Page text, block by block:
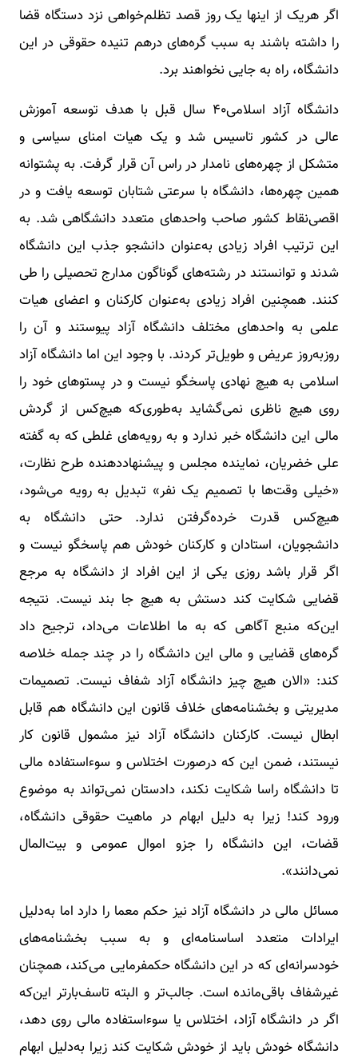
اگر هر‌یک از اینها یک روز قصد تظلم‌خواهی نزد دستگاه قضا
را داشته باشند به سبب گره‌های در‌هم تنیده حقوقی در این
دانشگاه، راه به‌ جایی نخواهند برد.
دانشگاه آزاد اسلامی۴۰ سال قبل با هدف توسعه آموزش
عالی در کشور تاسیس شد و یک هیات امنای سیاسی و
متشکل از چهره‌های نامدار در راس آن قرار گرفت. به پشتوانه
همین چهره‌ها، دانشگاه با سرعتی شتابان توسعه یافت و در
اقصی‌نقاط کشور صاحب واحدهای متعدد دانشگاهی شد. به
این ترتیب افراد زیادی به‌عنوان دانشجو جذب این دانشگاه
شدند و توانستند در رشته‌های گوناگون مدارج تحصیلی را طی
کنند. همچنین افراد زیادی به‌عنوان کارکنان و اعضای هیات
علمی به واحدهای مختلف دانشگاه آزاد پیوستند و آن را
روزبه‌روز عریض و طویل‌تر کردند. با وجود این اما دانشگاه آزاد
اسلامی به هیچ نهادی پاسخگو نیست و در پستوهای خود را
روی هیچ ناظری نمی‌گشاید به‌طوری‌که هیچ‌کس از گردش
مالی این دانشگاه خبر ندارد و به رویه‌های غلطی که به گفته
علی خضریان، نماینده مجلس و پیشنهاددهنده طرح نظارت،
«خیلی وقت‌ها با تصمیم یک نفر» تبدیل به رویه می‌شود،
هیچ‌کس قدرت خرده‌گرفتن ندارد. حتی دانشگاه به
دانشجویان، استادان و کارکنان خودش هم پاسخگو نیست و
اگر قرار باشد روزی یکی از این افراد از دانشگاه به مرجع
قضایی شکایت کند دستش به هیچ جا بند نیست. نتیجه
این‌که منبع آگاهی که به ما اطلاعات می‌داد، ترجیح داد
گره‌های قضایی و مالی این دانشگاه را در چند جمله خلاصه
کند: «الان هیچ چیز دانشگاه آزاد شفاف نیست. تصمیمات
مدیریتی و بخشنامه‌های خلاف قانون این دانشگاه هم قابل
ابطال نیست. کارکنان دانشگاه آزاد نیز مشمول قانون کار
نیستند، ضمن این که درصورت اختلاس و سوءاستفاده مالی
تا دانشگاه راسا شکایت نکند، دادستان نمی‌تواند به موضوع
ورود کند! زیرا به دلیل ابهام در ماهیت حقوقی دانشگاه،
قضات، این دانشگاه را جزو اموال عمومی و بیت‌المال
نمی‌دانند».
مسائل مالی در دانشگاه آزاد نیز حکم معما را دارد اما به‌دلیل
ایرادات متعدد اساسنامه‌ای و به سبب بخشنامه‌های
خودسرانه‌ای که در این دانشگاه حکمفرمایی می‌کند، همچنان
غیرشفاف باقی‌مانده است. جالب‌تر و البته تاسف‌بارتر این‌که
اگر در دانشگاه آزاد، اختلاس یا سوء‌استفاده مالی روی دهد،
دانشگاه خودش باید از خودش شکایت کند زیرا به‌دلیل ابهام